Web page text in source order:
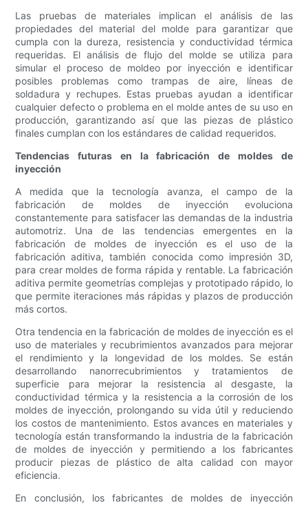
Las pruebas de materiales implican el análisis de las
propiedades del material del molde para garantizar que
cumpla con la dureza, resistencia y conductividad térmica
requeridas. El análisis de flujo del molde se utiliza para
simular el proceso de moldeo por inyección e identificar
posibles problemas como trampas de aire, líneas de
soldadura y rechupes. Estas pruebas ayudan a identificar
cualquier defecto o problema en el molde antes de su uso en
producción, garantizando así que las piezas de plástico
finales cumplan con los estándares de calidad requeridos.
Tendencias futuras en la fabricación de moldes de
inyección
A medida que la tecnología avanza, el campo de la
fabricación de moldes de inyección evoluciona
constantemente para satisfacer las demandas de la industria
automotriz. Una de las tendencias emergentes en la
fabricación de moldes de inyección es el uso de la
fabricación aditiva, también conocida como impresión 3D,
para crear moldes de forma rápida y rentable. La fabricación
aditiva permite geometrías complejas y prototipado rápido, lo
que permite iteraciones más rápidas y plazos de producción
más cortos.
Otra tendencia en la fabricación de moldes de inyección es el
uso de materiales y recubrimientos avanzados para mejorar
el rendimiento y la longevidad de los moldes. Se están
desarrollando nanorrecubrimientos y tratamientos de
superficie para mejorar la resistencia al desgaste, la
conductividad térmica y la resistencia a la corrosión de los
moldes de inyección, prolongando su vida útil y reduciendo
los costos de mantenimiento. Estos avances en materiales y
tecnología están transformando la industria de la fabricación
de moldes de inyección y permitiendo a los fabricantes
producir piezas de plástico de alta calidad con mayor
eficiencia.
En conclusión, los fabricantes de moldes de inyección